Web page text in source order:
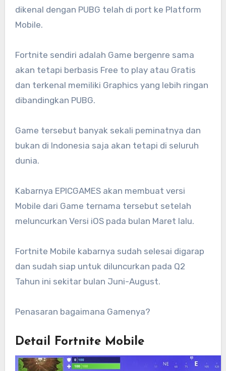
dikenal dengan PUBG telah di port ke Platform
Mobile.
Fortnite sendiri adalah Game bergenre sama
akan tetapi berbasis Free to play atau Gratis
dan terkenal memiliki Graphics yang lebih ringan
dibandingkan PUBG.
Game tersebut banyak sekali peminatnya dan
bukan di Indonesia saja akan tetapi di seluruh
dunia.
Kabarnya EPICGAMES akan membuat versi
Mobile dari Game ternama tersebut setelah
meluncurkan Versi iOS pada bulan Maret lalu.
Fortnite Mobile kabarnya sudah selesai digarap
dan sudah siap untuk diluncurkan pada Q2
Tahun ini sekitar bulan Juni-August.
Penasaran bagaimana Gamenya?
Detail Fortnite Mobile